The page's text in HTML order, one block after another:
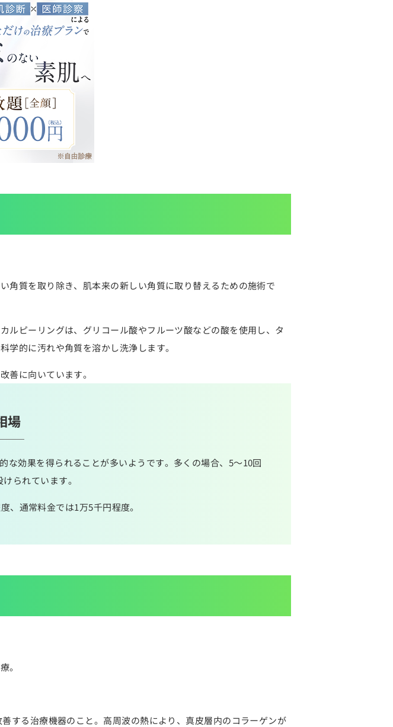
角質を取り除き、肌本来の新しい角質に取り替えるための施術で
ルピーリングは、グリコール酸やフルーツ酸などの酸を使用し、タ
学的に汚れや角質を溶かし洗浄します。
善に向いています。
場
な効果を得られることが多いようです。多くの場合、5～10回
られています。
、通常料金では1万5千円程度。
。
する治療機器のこと。高周波の熱により、真皮層内のコラーゲンが